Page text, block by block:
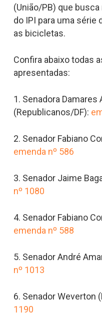
(União/PB) que
do IPI para uma série
as bicicletas.
Confira abaixo todas
apresentadas:
1.⁠ ⁠Senadora Damares
(Republicanos/DF):
2.⁠ ⁠Senador Fabiano
emenda nº 586
3.⁠ ⁠Senador Jaime
nº 1080
4. Senador Fabiano
emenda nº 588
5. Senador André
nº 1013
6. Senador Weverton
1190